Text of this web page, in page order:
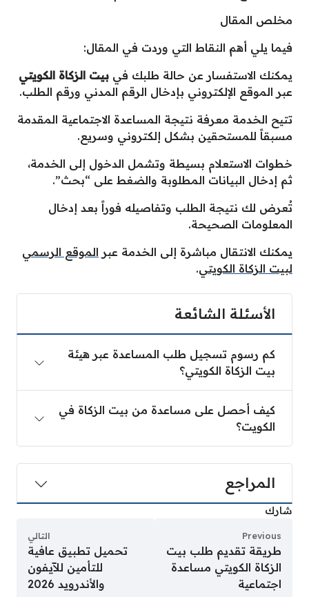
مخلص المقال
فيما يلي أهم النقاط التي وردت في المقال:
يمكنك الاستفسار عن حالة طلبك في بيت الزكاة الكويتي
عبر الموقع الإلكتروني بإدخال الرقم المدني ورقم الطلب.
تتيح الخدمة معرفة نتيجة المساعدة الاجتماعية المقدمة
مسبقاً للمستحقين بشكل إلكتروني وسريع.
خطوات الاستعلام بسيطة وتشمل الدخول إلى الخدمة،
ثم إدخال البيانات المطلوبة والضغط على “بحث”.
تُعرض لك نتيجة الطلب وتفاصيله فوراً بعد إدخال
المعلومات الصحيحة.
يمكنك الانتقال مباشرة إلى الخدمة عبر الموقع الرسمي
لبيت الزكاة الكويتي.
الأسئلة الشائعة
كم رسوم تسجيل طلب المساعدة عبر هيئة
بيت الزكاة الكويتي؟
كيف أحصل على مساعدة من بيت الزكاة في
الكويت؟
المراجع
شارك
Previous
طريقة تقديم طلب بيت
الزكاة الكويتي مساعدة
اجتماعية
التالي
تحميل تطبيق عافية
للتأمين للآيفون
والأندرويد 2026